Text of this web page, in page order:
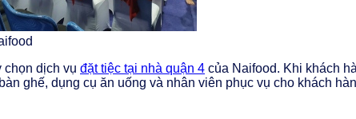
chọn dịch vụ đặt tiệc tại nhà quận 4 của Naifood. Khi khách
ghế, dụng cụ ăn uống và nhân viên phục vụ cho khách